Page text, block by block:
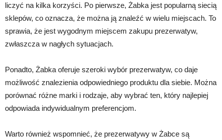
liczyć na kilka korzyści. Po pierwsze, Żabka jest popularną siecią
sklepów, co oznacza, że można ją znaleźć w wielu miejscach. To
sprawia, że jest wygodnym miejscem zakupu prezerwatyw,
zwłaszcza w nagłych sytuacjach.
Ponadto, Żabka oferuje szeroki wybór prezerwatyw, co daje
możliwość znalezienia odpowiedniego produktu dla siebie. Można
porównać różne marki i rodzaje, aby wybrać ten, który najlepiej
odpowiada indywidualnym preferencjom.
Warto również wspomnieć, że prezerwatywy w Żabce są